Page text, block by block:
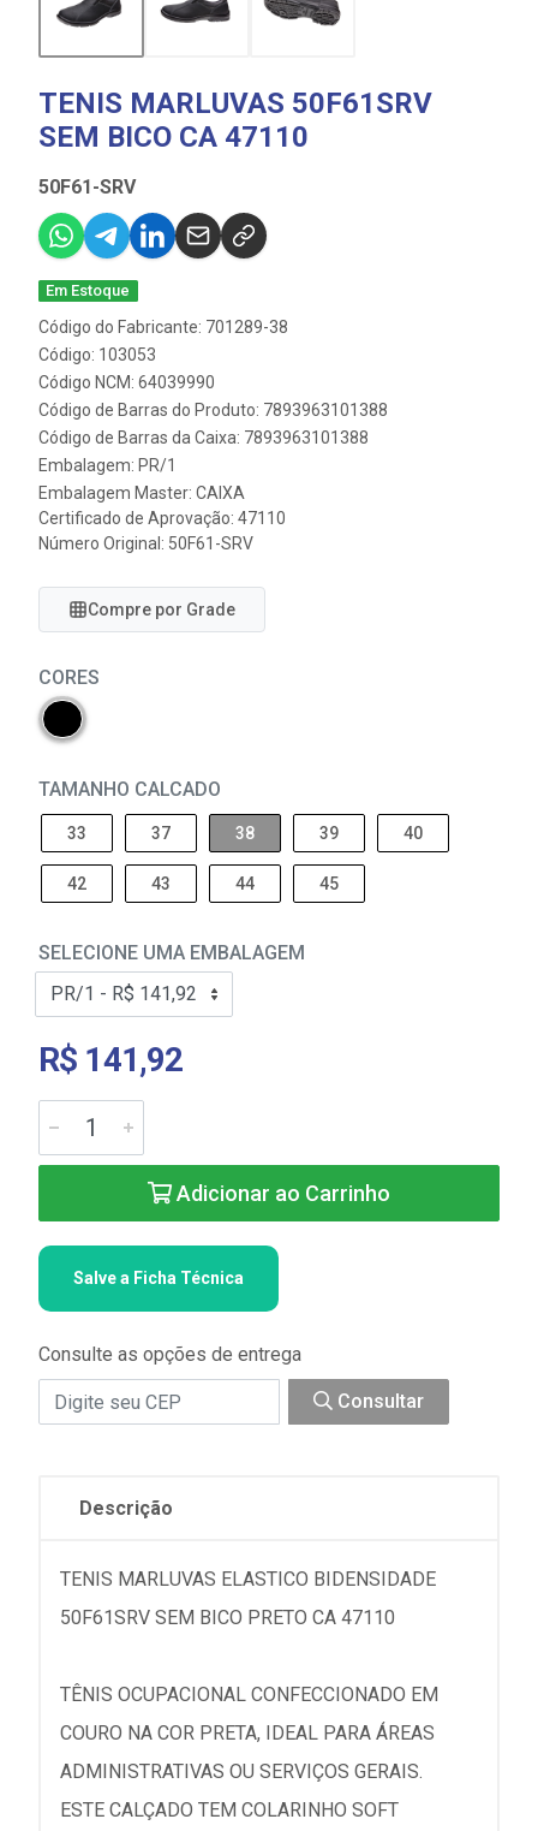
TENIS MARLUVAS 50F61SRV
SEM BICO CA 47110
50F61-SRV
Em Estoque
Código do Fabricante: 701289-38
Código: 103053
Código NCM: 64039990
Código de Barras do Produto: 7893963101388
Código de Barras da Caixa: 7893963101388
Embalagem: PR/1
Embalagem Master: CAIXA
Certificado de Aprovação: 47110
Número Original: 50F61-SRV
Compre por Grade
CORES
TAMANHO CALCADO
33 37 38 39 40
42 43 44 45
SELECIONE UMA EMBALAGEM
R$ 141,92
Adicionar ao Carrinho
Salve a Ficha Técnica
Consulte as opções de entrega
Consultar
Descrição
TENIS MARLUVAS ELASTICO BIDENSIDADE
50F61SRV SEM BICO PRETO CA 47110
TÊNIS OCUPACIONAL CONFECCIONADO EM
COURO NA COR PRETA, IDEAL PARA ÁREAS
ADMINISTRATIVAS OU SERVIÇOS GERAIS.
ESTE CALÇADO TEM COLARINHO SOFT